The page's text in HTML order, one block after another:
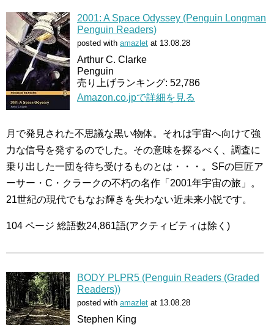
2001: A Space Odyssey (Penguin Longman
Penguin Readers)
posted with amazlet at 13.08.28
Arthur C. Clarke
Penguin
売り上げランキング: 52,786
Amazon.co.jpで詳細を見る
月で発見された不思議な黒い物体。それは宇宙へ向けて強
力な信号を発するのでした。その意味を探るべく、調査に
乗り出した一団を待ち受けるものとは・・・。SFの巨匠ア
ーサー・C・クラークの不朽の名作「2001年宇宙の旅」。
21世紀の現代でもなお輝きを失わない近未来小説です。
104 ページ 総語数24,861語(アクティビティは除く)
BODY PLPR5 (Penguin Readers (Graded
Readers))
posted with amazlet at 13.08.28
Stephen King